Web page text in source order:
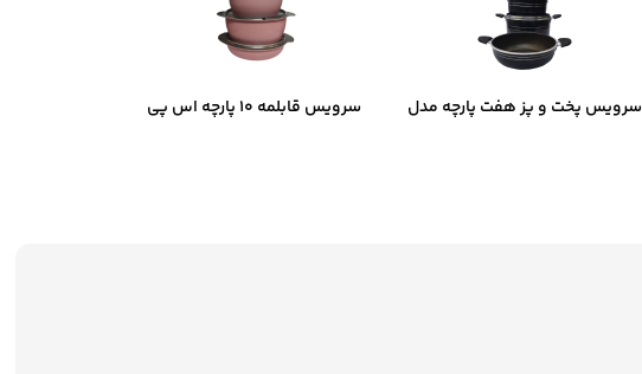
سرویس پخت و پز هفت پارچه مدل
سرویس قابلمه ۱۰ پارچه اس پی